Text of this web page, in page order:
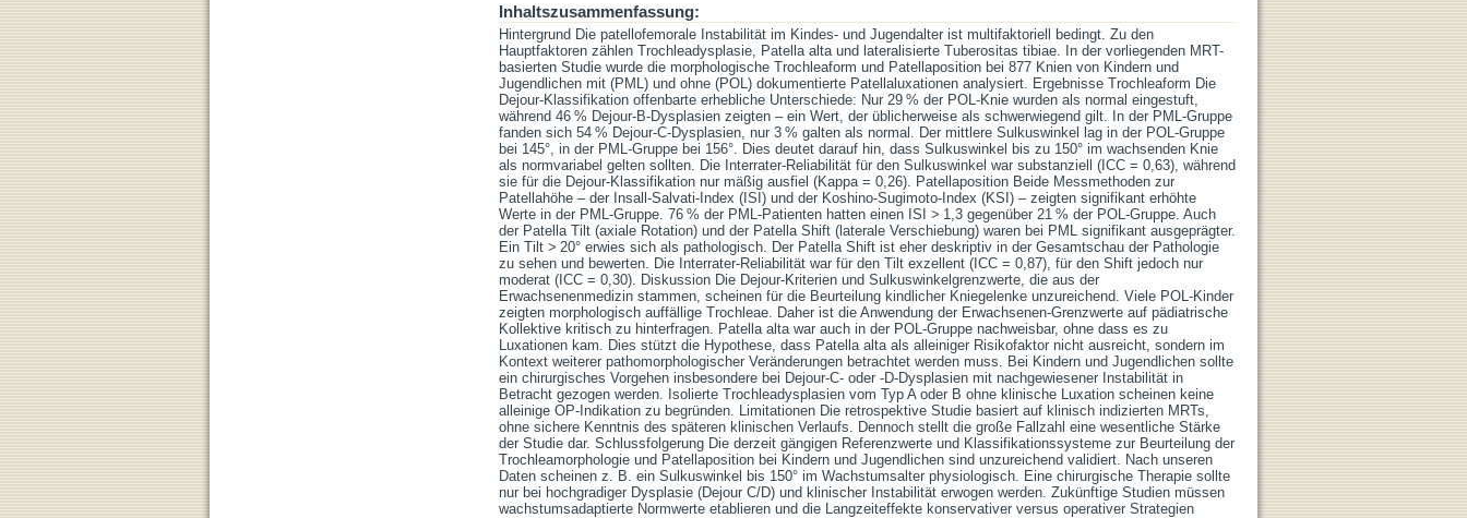
Inhaltszusammenfassung:
Hintergrund Die patellofemorale Instabilität im Kindes- und Jugendalter ist multifaktoriell bedingt. Zu den
Hauptfaktoren zählen Trochleadysplasie, Patella alta und lateralisierte Tuberositas tibiae. In der vorliegenden MRT-
basierten Studie wurde die morphologische Trochleaform und Patellaposition bei 877 Knien von Kindern und
Jugendlichen mit (PML) und ohne (POL) dokumentierte Patellaluxationen analysiert. Ergebnisse Trochleaform Die
Dejour-Klassifikation offenbarte erhebliche Unterschiede: Nur 29 % der POL-Knie wurden als normal eingestuft,
während 46 % Dejour-B-Dysplasien zeigten – ein Wert, der üblicherweise als schwerwiegend gilt. In der PML-Gruppe
fanden sich 54 % Dejour-C-Dysplasien, nur 3 % galten als normal. Der mittlere Sulkuswinkel lag in der POL-Gruppe
bei 145°, in der PML-Gruppe bei 156°. Dies deutet darauf hin, dass Sulkuswinkel bis zu 150° im wachsenden Knie
als normvariabel gelten sollten. Die Interrater-Reliabilität für den Sulkuswinkel war substanziell (ICC = 0,63), während
sie für die Dejour-Klassifikation nur mäßig ausfiel (Kappa = 0,26). Patellaposition Beide Messmethoden zur
Patellahöhe – der Insall-Salvati-Index (ISI) und der Koshino-Sugimoto-Index (KSI) – zeigten signifikant erhöhte
Werte in der PML-Gruppe. 76 % der PML-Patienten hatten einen ISI > 1,3 gegenüber 21 % der POL-Gruppe. Auch
der Patella Tilt (axiale Rotation) und der Patella Shift (laterale Verschiebung) waren bei PML signifikant ausgeprägter.
Ein Tilt > 20° erwies sich als pathologisch. Der Patella Shift ist eher deskriptiv in der Gesamtschau der Pathologie
zu sehen und bewerten. Die Interrater-Reliabilität war für den Tilt exzellent (ICC = 0,87), für den Shift jedoch nur
moderat (ICC = 0,30). Diskussion Die Dejour-Kriterien und Sulkuswinkelgrenzwerte, die aus der
Erwachsenenmedizin stammen, scheinen für die Beurteilung kindlicher Kniegelenke unzureichend. Viele POL-Kinder
zeigten morphologisch auffällige Trochleae. Daher ist die Anwendung der Erwachsenen-Grenzwerte auf pädiatrische
Kollektive kritisch zu hinterfragen. Patella alta war auch in der POL-Gruppe nachweisbar, ohne dass es zu
Luxationen kam. Dies stützt die Hypothese, dass Patella alta als alleiniger Risikofaktor nicht ausreicht, sondern im
Kontext weiterer pathomorphologischer Veränderungen betrachtet werden muss. Bei Kindern und Jugendlichen sollte
ein chirurgisches Vorgehen insbesondere bei Dejour-C- oder -D-Dysplasien mit nachgewiesener Instabilität in
Betracht gezogen werden. Isolierte Trochleadysplasien vom Typ A oder B ohne klinische Luxation scheinen keine
alleinige OP-Indikation zu begründen. Limitationen Die retrospektive Studie basiert auf klinisch indizierten MRTs,
ohne sichere Kenntnis des späteren klinischen Verlaufs. Dennoch stellt die große Fallzahl eine wesentliche Stärke
der Studie dar. Schlussfolgerung Die derzeit gängigen Referenzwerte und Klassifikationssysteme zur Beurteilung der
Trochleamorphologie und Patellaposition bei Kindern und Jugendlichen sind unzureichend validiert. Nach unseren
Daten scheinen z. B. ein Sulkuswinkel bis 150° im Wachstumsalter physiologisch. Eine chirurgische Therapie sollte
nur bei hochgradiger Dysplasie (Dejour C/D) und klinischer Instabilität erwogen werden. Zukünftige Studien müssen
wachstumsadaptierte Normwerte etablieren und die Langzeiteffekte konservativer versus operativer Strategien